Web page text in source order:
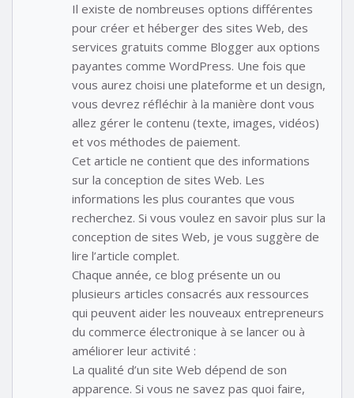
Il existe de nombreuses options différentes
pour créer et héberger des sites Web, des
services gratuits comme Blogger aux options
payantes comme WordPress. Une fois que
vous aurez choisi une plateforme et un design,
vous devrez réfléchir à la manière dont vous
allez gérer le contenu (texte, images, vidéos)
et vos méthodes de paiement.
Cet article ne contient que des informations
sur la conception de sites Web. Les
informations les plus courantes que vous
recherchez. Si vous voulez en savoir plus sur la
conception de sites Web, je vous suggère de
lire l’article complet.
Chaque année, ce blog présente un ou
plusieurs articles consacrés aux ressources
qui peuvent aider les nouveaux entrepreneurs
du commerce électronique à se lancer ou à
améliorer leur activité :
La qualité d’un site Web dépend de son
apparence. Si vous ne savez pas quoi faire,